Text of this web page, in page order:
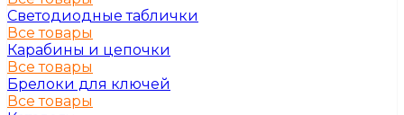
Светодиодные таблички
Все товары
Карабины и цепочки
Все товары
Брелоки для ключей
Все товары